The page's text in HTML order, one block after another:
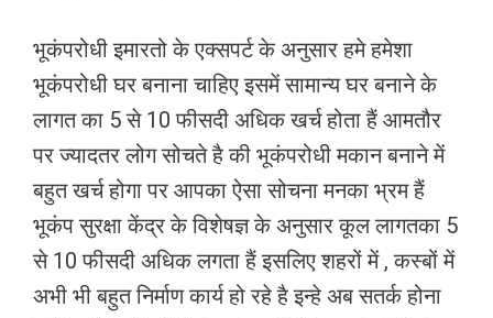
भूकंपरोधी इमारतो के एक्सपर्ट के अनुसार हमे हमेशा
भूकंपरोधी घर बनाना चाहिए इसमें सामान्य घर बनाने के
लागत का 5 से 10 फीसदी अधिक खर्च होता हैं आमतौर
पर ज्यादतर लोग सोचते है की भूकंपरोधी मकान बनाने में
बहुत खर्च होगा पर आपका ऐसा सोचना मनका भ्रम हैं
भूकंप सुरक्षा केंद्र के विशेषज्ञ के अनुसार कूल लागतका 5
से 10 फीसदी अधिक लगता हैं इसलिए शहरों में , कस्बों में
अभी भी बहुत निर्माण कार्य हो रहे है इन्हे अब सतर्क होना